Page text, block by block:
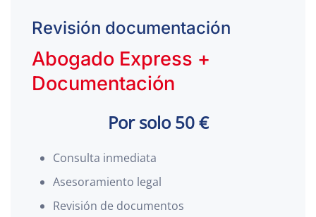
Revisión documentación
Abogado Express +
Documentación
Por solo 50 €
Consulta inmediata
Asesoramiento legal
Revisión de documentos